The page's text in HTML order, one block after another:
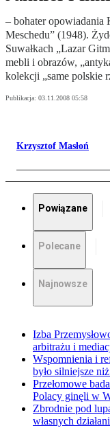
– bohater opowiadania
Meschedu” (1948).
Suwałkach „Lazar
mebli i obrazów,
kolekcji „same polskie
Publikacja: 03.11.2008 05:58
Krzysztof Masłoń
Powiązane
Polecane
Najnowsze
Izba
arbitrażu i
Wspomnienia i
było silniejsze
Przełomowe
Polacy ginęli w
Zbrodnie pod
własnych